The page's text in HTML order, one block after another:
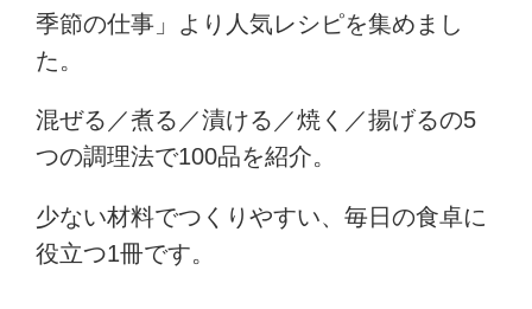
季節の仕事」より人気レシピを集めまし
た。
混ぜる／煮る／漬ける／焼く／揚げるの5
つの調理法で100品を紹介。
少ない材料でつくりやすい、毎日の食卓に
役立つ1冊です。